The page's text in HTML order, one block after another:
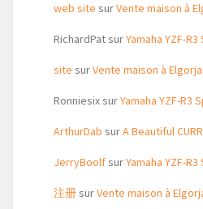
web site surVente maison à
RichardPatsurYamaha YZF-
site surVente maison à
RonniesixsurYamaha YZF-R3
ArthurDab surA Beautiful
JerryBoolfsurYamaha YZF-
注册surVente maison à